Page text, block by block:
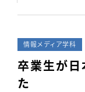
情報メディア学科
卒業生が日
た